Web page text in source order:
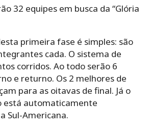
32 equipes em busca da “Glória
primeira fase é simples: são
cada. O sistema de
corridos. Ao todo serão 6
e returno. Os 2 melhores de
para as oitavas de final. Já o
está automaticamente
Sul-Americana.